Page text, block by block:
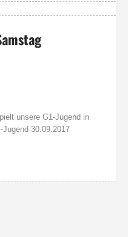
unsere G1-Jugend in
Jugend 30.09.2017